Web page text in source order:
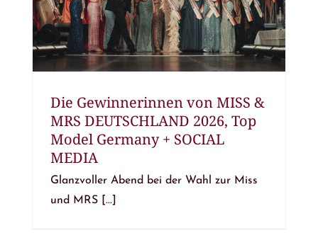
Die Gewinnerinnen von MISS &
MRS DEUTSCHLAND 2026, Top
Model Germany + SOCIAL
MEDIA
Glanzvoller Abend bei der Wahl zur Miss
und MRS [...]